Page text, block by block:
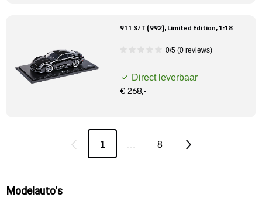
911 S/T (992), Limited Edition, 1:18
0/5 (0 reviews)
Direct leverbaar
€ 268,-
1 … 8
Modelauto's